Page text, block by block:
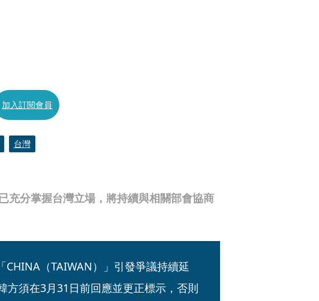
充分掌握台灣立場，將持續與相關部會協商
加入訂閱會員
台灣
（TAIWAN）」引發爭議持續延
方須在3月31日前回應並更正標示，否則